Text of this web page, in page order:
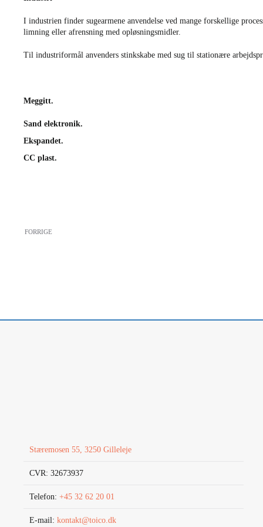
I industrien finder sugearmene anvendelse ved mange forskellige
limning eller afrensning med opløsningsmidler.
Til industriformål anvenders stinkskabe med sug til stationære
Meggitt.
Sand elektronik.
Ekspandet.
CC plast.
FORRIGE
Stæremosen 55, 3250 Gilleleje
CVR: 32673937
Telefon: +45 32 62 20 01
E-mail: kontakt@toico.dk